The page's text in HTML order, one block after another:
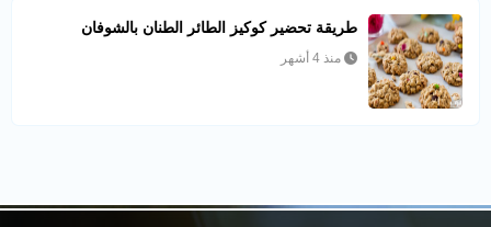
طريقة تحضير كوكيز الطائر الطنان بالشوفان
منذ 4 أشهر